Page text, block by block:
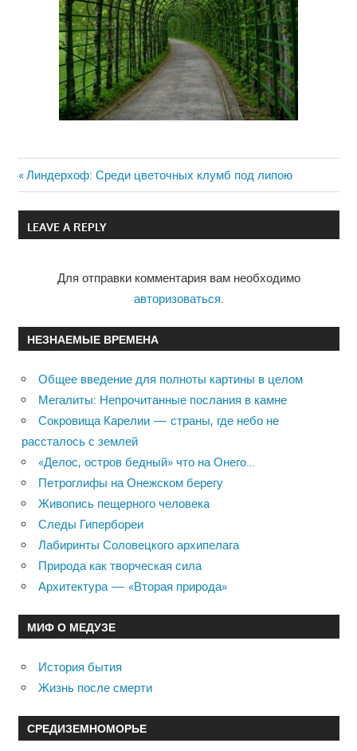
Навигация
по
Previous
Post:
Линдерхоф: Среди цветочных клумб под липою
LEAVE A REPLY
Для отправки комментария вам необходимо
авторизоваться
НЕЗНАЕМЫЕ ВРЕМЕНА
Общее введение для полноты картины в целом
Мегалиты: Непрочитанные послания в камне
Сокровища Карелии — страны, где небо не
рассталось с землей
«Делос, остров бедный» что на Онего…
Петроглифы на Онежском берегу
Живопись пещерного человека
Следы Гипербореи
Лабиринты Соловецкого архипелага
Природа как творческая сила
Архитектура — «Вторая природа»
МИФ О МЕДУЗЕ
История бытия
Жизнь после смерти
СРЕДИЗЕМНОМОРЬЕ